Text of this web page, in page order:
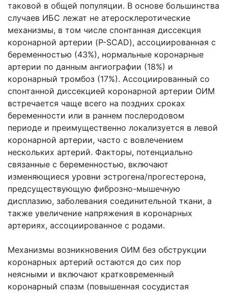
таковой в общей популяции. В основе большинства
случаев ИБС лежат не атеросклеротические
механизмы, в том числе спонтанная диссекция
коронарной артерии (P-SCAD), ассоциированная с
беременностью (43%), нормальные коронарные
артерии по данным ангиографии (18%) и
коронарный тромбоз (17%). Ассоциированный со
спонтанной диссекцией коронарной артерии ОИМ
встречается чаще всего на поздних сроках
беременности или в раннем послеродовом
периоде и преимущественно локализуется в левой
коронарной артерии, часто с вовлечением
нескольких артерий. Факторы, потенциально
связанные с беременностью, включают
изменяющиеся уровни эстрогена/прогестерона,
предсуществующую фиброзно-мышечную
дисплазию, заболевания соединительной ткани, а
также увеличение напряжения в коронарных
артериях, ассоциированное с родами.
Механизмы возникновения ОИМ без обструкции
коронарных артерий остаются до сих пор
неясными и включают кратковременный
коронарный спазм (повышенная сосудистая